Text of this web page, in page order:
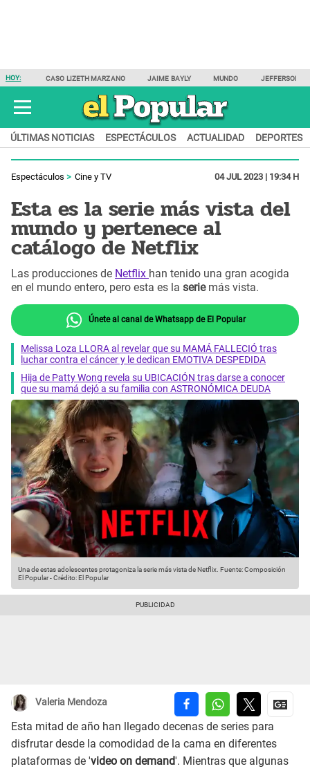
HOY: CASO LIZETH MARZANO JAIME BAYLY MUNDO JEFFERSON
ÚLTIMAS NOTICIAS ESPECTÁCULOS ACTUALIDAD DEPORTES
Espectáculos Cine y TV 04 JUL 2023 | 19:34 H
Esta es la serie más vista del
mundo y pertenece al
catálogo de Netflix
Las producciones de Netflix han tenido una gran acogida
en el mundo entero, pero esta es la serie más vista.
Únete al canal de Whatsapp de El Popular
Melissa Loza LLORA al revelar que su MAMÁ FALLECIÓ tras
luchar contra el cáncer y le dedican EMOTIVA DESPEDIDA
Hija de Patty Wong revela su UBICACIÓN tras darse a conocer
que su mamá dejó a su familia con ASTRONÓMICA DEUDA
Una de estas adolescentes protagoniza la serie más vista de Netflix. Fuente: Composición
El Popular-Crédito: El Popular
Valeria Mendoza
Esta mitad de año han llegado decenas de series para
disfrutar desde la comodidad de la cama en diferentes
plataformas de 'video on demand'. Mientras que algunas